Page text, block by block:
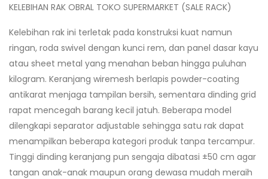
KELEBIHAN RAK OBRAL TOKO SUPERMARKET (SALE RACK)
Kelebihan rak ini terletak pada konstruksi kuat namun
ringan, roda swivel dengan kunci rem, dan panel dasar kayu
atau sheet metal yang menahan beban hingga puluhan
kilogram. Keranjang wiremesh berlapis powder-coating
antikarat menjaga tampilan bersih, sementara dinding grid
rapat mencegah barang kecil jatuh. Beberapa model
dilengkapi separator adjustable sehingga satu rak dapat
menampilkan beberapa kategori produk tanpa tercampur.
Tinggi dinding keranjang pun sengaja dibatasi ±50 cm agar
tangan anak-anak maupun orang dewasa mudah meraih